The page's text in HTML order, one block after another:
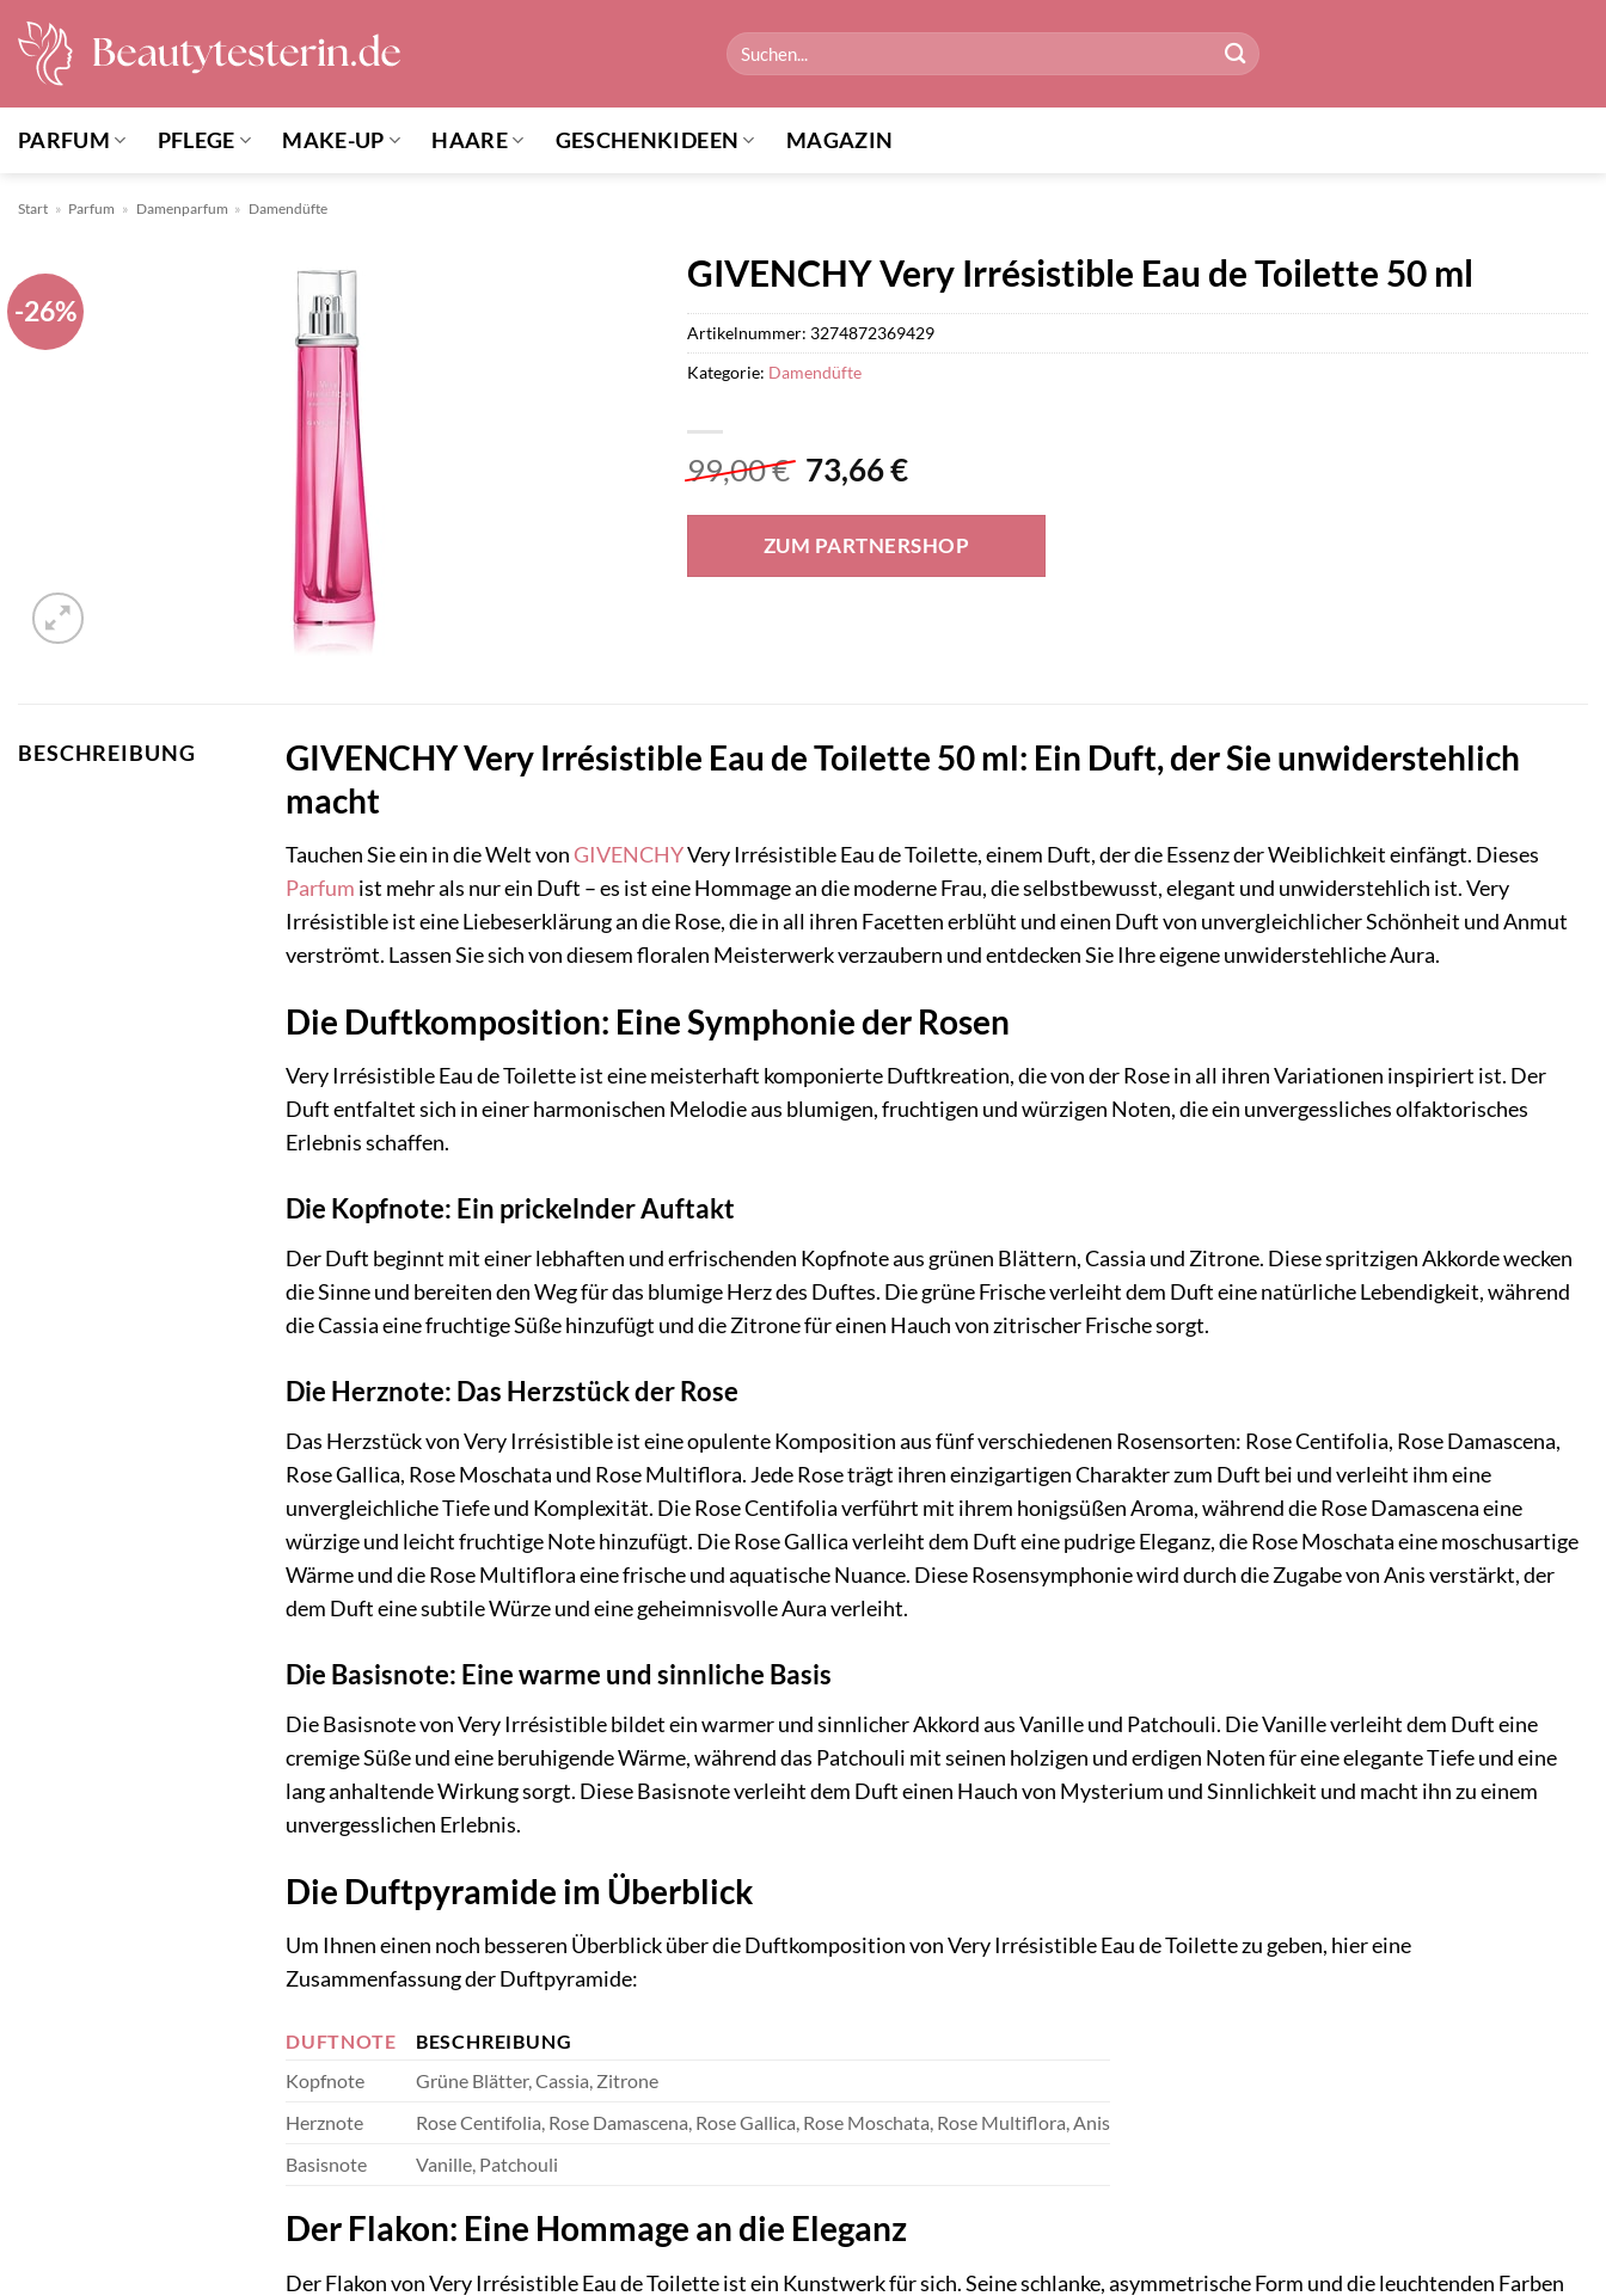
Inhalt
springen
Suchen
nach:
PARFUM PFLEGE MAKE-UP HAARE GESCHENKIDEEN MAGAZIN
Start » Parfum » Damenparfum » Damendüfte
-26%
GIVENCHY Very Irrésistible Eau de Toilette 50 ml
99,00€ Ursprünglicher
war:
99,00 €
73,66€Aktueller
ist:
73,66 €.
ZUM PARTNERSHOP
Artikelnummer: 3274872369429
Kategorie: Damendüfte
BESCHREIBUNG
GIVENCHY Very Irrésistible Eau de Toilette 50 ml: Ein Duft, der Sie unwiderstehlich
macht
Tauchen Sie ein in die Welt vonGIVENCHYVery Irrésistible Eau de Toilette, einem Duft, der die Essenz der Weiblichkeit einfängt. Dieses
Parfum ist mehr als nur ein Duft – es ist eine Hommage an die moderne Frau, die selbstbewusst, elegant und unwiderstehlich ist. Very
Irrésistible ist eine Liebeserklärung an die Rose, die in all ihren Facetten erblüht und einen Duft von unvergleichlicher Schönheit und Anmut
verströmt. Lassen Sie sich von diesem floralen Meisterwerk verzaubern und entdecken Sie Ihre eigene unwiderstehliche Aura.
Die Duftkomposition: Eine Symphonie der Rosen
Very Irrésistible Eau de Toilette ist eine meisterhaft komponierte Duftkreation, die von der Rose in all ihren Variationen inspiriert ist. Der
Duft entfaltet sich in einer harmonischen Melodie aus blumigen, fruchtigen und würzigen Noten, die ein unvergessliches olfaktorisches
Erlebnis schaffen.
Die Kopfnote: Ein prickelnder Auftakt
Der Duft beginnt mit einer lebhaften und erfrischenden Kopfnote aus grünen Blättern, Cassia und Zitrone. Diese spritzigen Akkorde wecken
die Sinne und bereiten den Weg für das blumige Herz des Duftes. Die grüne Frische verleiht dem Duft eine natürliche Lebendigkeit, während
die Cassia eine fruchtige Süße hinzufügt und die Zitrone für einen Hauch von zitrischer Frische sorgt.
Die Herznote: Das Herzstück der Rose
Das Herzstück von Very Irrésistible ist eine opulente Komposition aus fünf verschiedenen Rosensorten: Rose Centifolia, Rose Damascena,
Rose Gallica, Rose Moschata und Rose Multiflora. Jede Rose trägt ihren einzigartigen Charakter zum Duft bei und verleiht ihm eine
unvergleichliche Tiefe und Komplexität. Die Rose Centifolia verführt mit ihrem honigsüßen Aroma, während die Rose Damascena eine
würzige und leicht fruchtige Note hinzufügt. Die Rose Gallica verleiht dem Duft eine pudrige Eleganz, die Rose Moschata eine moschusartige
Wärme und die Rose Multiflora eine frische und aquatische Nuance. Diese Rosensymphonie wird durch die Zugabe von Anis verstärkt, der
dem Duft eine subtile Würze und eine geheimnisvolle Aura verleiht.
Die Basisnote: Eine warme und sinnliche Basis
Die Basisnote von Very Irrésistible bildet ein warmer und sinnlicher Akkord aus Vanille und Patchouli. Die Vanille verleiht dem Duft eine
cremige Süße und eine beruhigende Wärme, während das Patchouli mit seinen holzigen und erdigen Noten für eine elegante Tiefe und eine
lang anhaltende Wirkung sorgt. Diese Basisnote verleiht dem Duft einen Hauch von Mysterium und Sinnlichkeit und macht ihn zu einem
unvergesslichen Erlebnis.
Die Duftpyramide im Überblick
Um Ihnen einen noch besseren Überblick über die Duftkomposition von Very Irrésistible Eau de Toilette zu geben, hier eine
Zusammenfassung der Duftpyramide:
DUFTNOTE
BESCHREIBUNG
Kopfnote
Grüne Blätter, Cassia, Zitrone
Herznote
Rose Centifolia, Rose Damascena, Rose Gallica, Rose Moschata, Rose Multiflora, Anis
Basisnote
Vanille, Patchouli
Der Flakon: Eine Hommage an die Eleganz
Der Flakon von Very Irrésistible Eau de Toilette ist ein Kunstwerk für sich. Seine schlanke, asymmetrische Form und die leuchtenden Farben